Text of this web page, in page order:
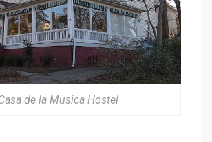
de la Musica Hostel